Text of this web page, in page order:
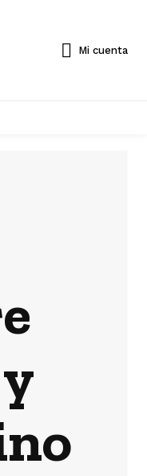
Mi cuenta